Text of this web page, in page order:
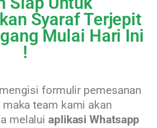
Syaraf Terjepit
Mulai Hari Ini
!
formulir pemesanan
team kami akan
melaluiaplikasi Whatsapp